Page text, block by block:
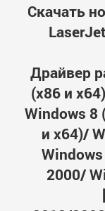
Скачать
Драйвер
(x86 и
Windows 8
и x64)/
2000/